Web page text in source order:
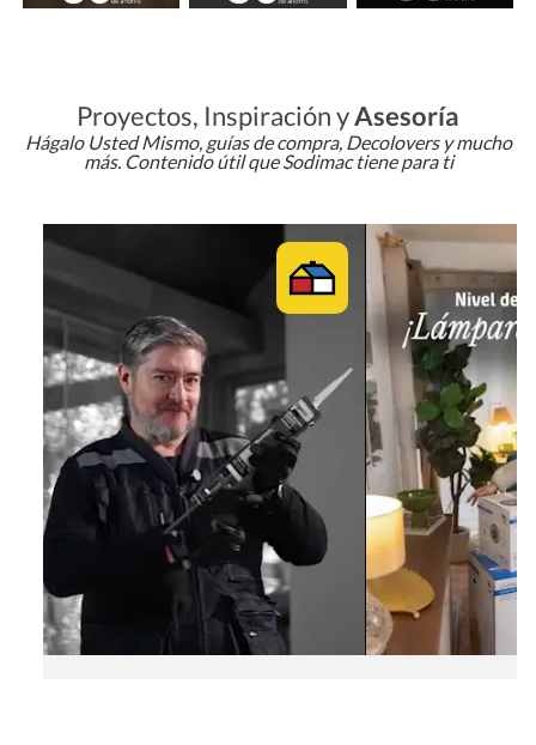
Proyectos, Inspiración yAsesoría
Hágalo Usted Mismo, guías de compra, Decolovers y mucho
más. Contenido útil que Sodimac tiene para ti